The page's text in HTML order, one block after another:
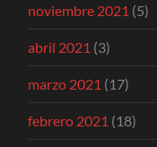
noviembre 2021 (5)
abril 2021 (3)
marzo 2021 (17)
febrero 2021 (18)